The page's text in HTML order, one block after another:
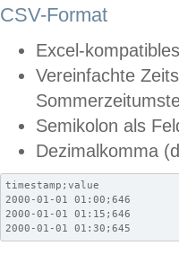
CSV-Format
Excel-
Vereinfachte
Semikolon als
Dezimalkomma
timestamp;value
2000-01-01 01:00;646
2000-01-01 01:15;646
2000-01-01 01:30;645